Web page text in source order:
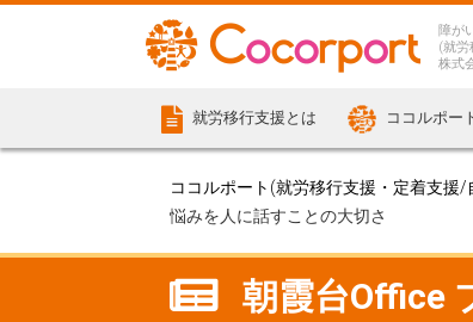
障が
(就
株式
就労移行支援とは ココルポー
ココルポート(就労移行支援・定着支援
悩みを人に話すことの大切さ
朝霞台Office